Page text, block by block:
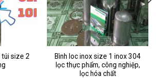
túi size 2
Bình loc inox size 1 inox 304
lọc thực phẩm, công nghiệp,
lọc hóa chất